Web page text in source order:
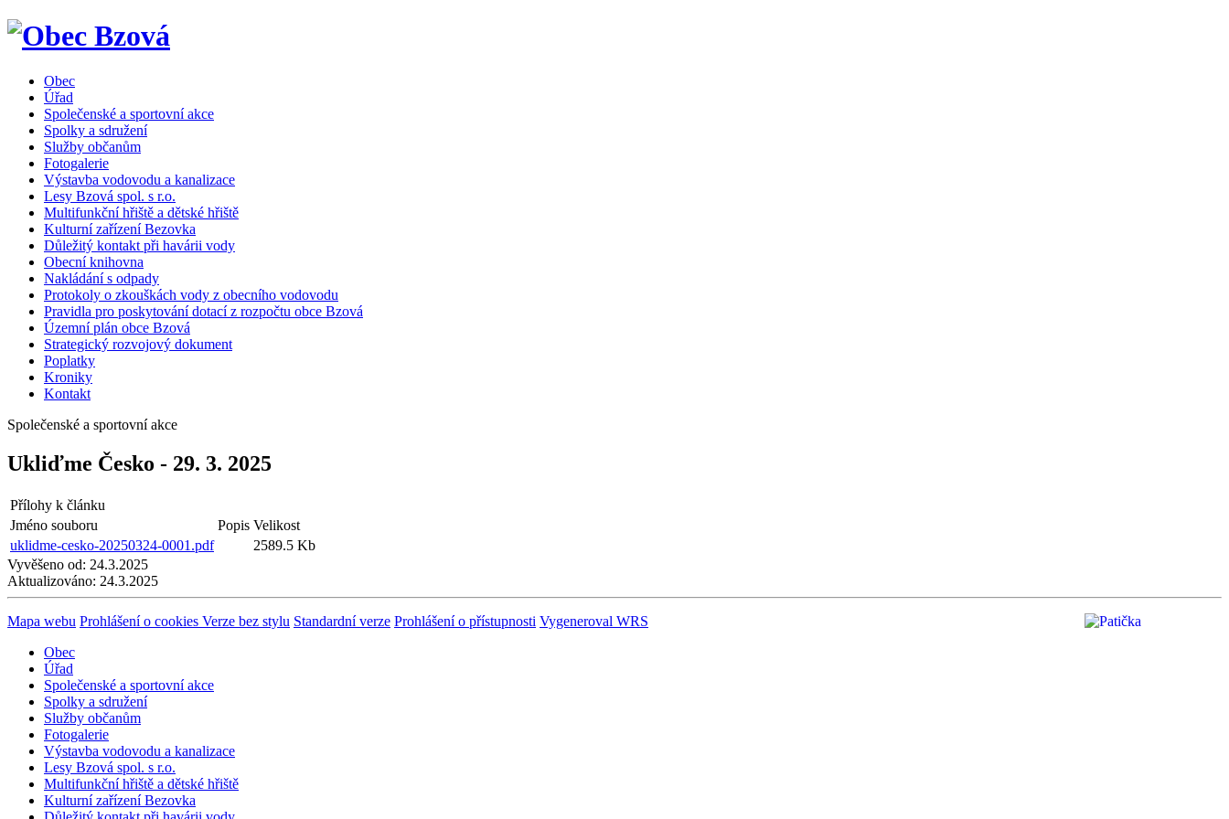
Obec
Úřad
Společenské a sportovní akce
Spolky a sdružení
Služby občanům
Fotogalerie
Výstavba vodovodu a kanalizace
Lesy Bzová spol. s r.o.
Multifunkční hřiště a dětské hřiště
Kulturní zařízení Bezovka
Důležitý kontakt při havárii vody
Obecní knihovna
Nakládání s odpady
Protokoly o zkouškách vody z obecního vodovodu
Pravidla pro poskytování dotací z rozpočtu obce Bzová
Územní plán obce Bzová
Strategický rozvojový dokument
Poplatky
Kroniky
Kontakt
Společenské a sportovní akce
Ukliďme Česko - 29. 3. 2025
Přílohy k článku
Jméno souboru
Popis Velikost
uklidme-cesko-20250324-0001.pdf
2589.5 Kb
Vyvěšeno od: 24.3.2025
Aktualizováno: 24.3.2025
Mapa webu Prohlášení o cookies Verze bez stylu Standardní verze Prohlášení o přístupnosti Vygeneroval WRS
Obec
Úřad
Společenské a sportovní akce
Spolky a sdružení
Služby občanům
Fotogalerie
Výstavba vodovodu a kanalizace
Lesy Bzová spol. s r.o.
Multifunkční hřiště a dětské hřiště
Kulturní zařízení Bezovka